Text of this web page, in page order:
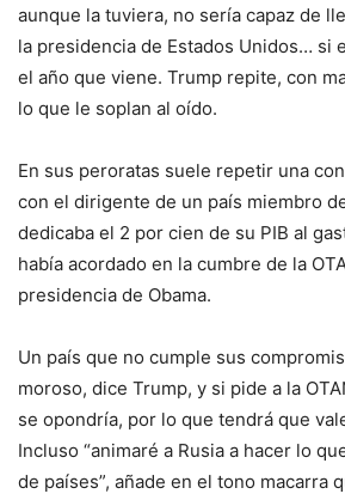
aunque la tuviera, no sería capaz de
la presidencia de Estados Unidos… si
el año que viene. Trump repite, con
lo que le soplan al oído.
En sus peroratas suele repetir una
con el dirigente de un país miembro
dedicaba el 2 por cien de su PIB al
había acordado en la cumbre de la
presidencia de Obama.
Un país que no cumple sus
moroso, dice Trump, y si pide a la
se opondría, por lo que tendrá que
Incluso “animaré a Rusia a hacer lo
de países”, añade en el tono macarra